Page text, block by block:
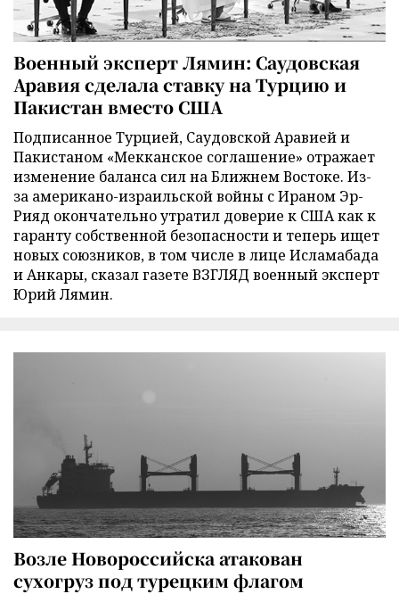
Военный эксперт Лямин: Саудовская
Аравия сделала ставку на Турцию и
Пакистан вместо США
Подписанное Турцией, Саудовской Аравией и
Пакистаном «Мекканское соглашение» отражает
изменение баланса сил на Ближнем Востоке. Из-
за американо-израильской войны с Ираном Эр-
Рияд окончательно утратил доверие к США как к
гаранту собственной безопасности и теперь ищет
новых союзников, в том числе в лице Исламабада
и Анкары, сказал газете ВЗГЛЯД военный эксперт
Юрий Лямин.
Возле Новороссийска атакован
сухогруз под турецким флагом